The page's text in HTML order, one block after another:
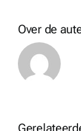
Over de